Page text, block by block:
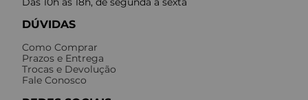
DÚVIDAS
Como Comprar
Prazos e Entrega
Trocas e Devolução
Fale Conosco